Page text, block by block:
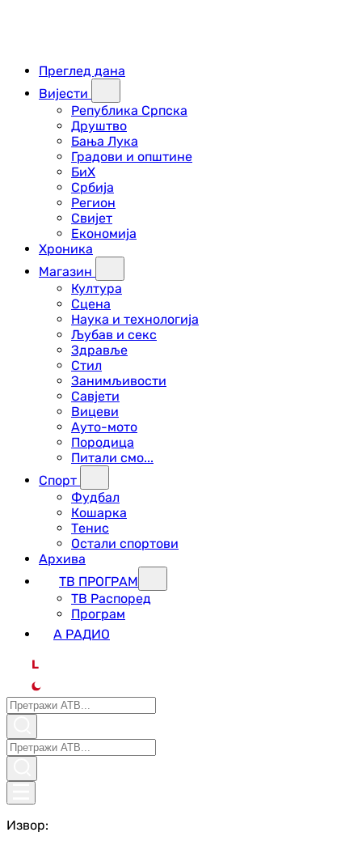
Преглед дана
Вијести
Република Српска
Друштво
Бања Лука
Градови и општине
БиХ
Србија
Регион
Свијет
Економија
Хроника
Магазин
Култура
Сцена
Наука и технологија
Љубав и секс
Здравље
Стил
Занимљивости
Савјети
Вицеви
Ауто-мото
Породица
Питали смо...
Спорт
Фудбал
Кошарка
Тенис
Остали спортови
Архива
ТВ ПРОГРАМ
ТВ Распоред
Програм
А РАДИО
L
Извор: